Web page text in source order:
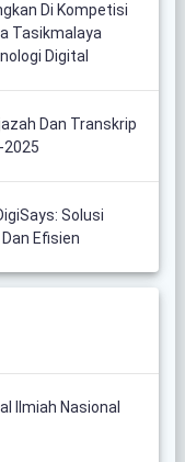
Di Kompetisi
Tasikmalaya
Digital
Dan Transkrip
2025
Solusi
Efisien
Ilmiah Nasional